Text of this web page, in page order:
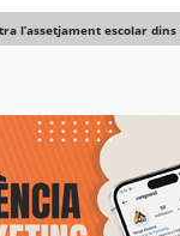
l’assetjament escolar dins